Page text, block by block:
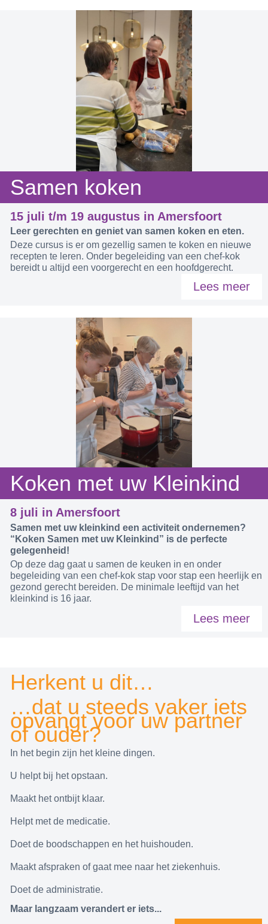
Samen koken
15 juli t/m 19 augustus in Amersfoort
Leer gerechten en geniet van samen koken en eten.
Deze cursus is er om gezellig samen te koken en nieuwe
recepten te leren. Onder begeleiding van een chef-kok
bereidt u altijd een voorgerecht en een hoofdgerecht.
Lees meer
Koken met uw Kleinkind
8 juli in Amersfoort
Samen met uw kleinkind een activiteit ondernemen?
“Koken Samen met uw Kleinkind” is de perfecte
gelegenheid!
Op deze dag gaat u samen de keuken in en onder
begeleiding van een chef-kok stap voor stap een heerlijk en
gezond gerecht bereiden. De minimale leeftijd van het
kleinkind is 16 jaar.
Lees meer
Herkent u dit…
…dat u steeds vaker iets
opvangt voor uw partner
of ouder?
In het begin zijn het kleine dingen.
U helpt bij het opstaan.
Maakt het ontbijt klaar.
Helpt met de medicatie.
Doet de boodschappen en het huishouden.
Maakt afspraken of gaat mee naar het ziekenhuis.
Doet de administratie.
Maar langzaam verandert er iets...